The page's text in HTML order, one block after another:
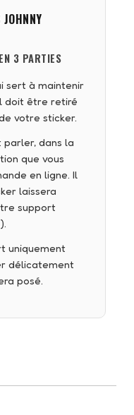
3 PARTIES
sert à maintenir
doit être retiré
votre sticker.
dans la
que vous
en ligne. Il
laissera
support
uniquement
délicatement
posé.